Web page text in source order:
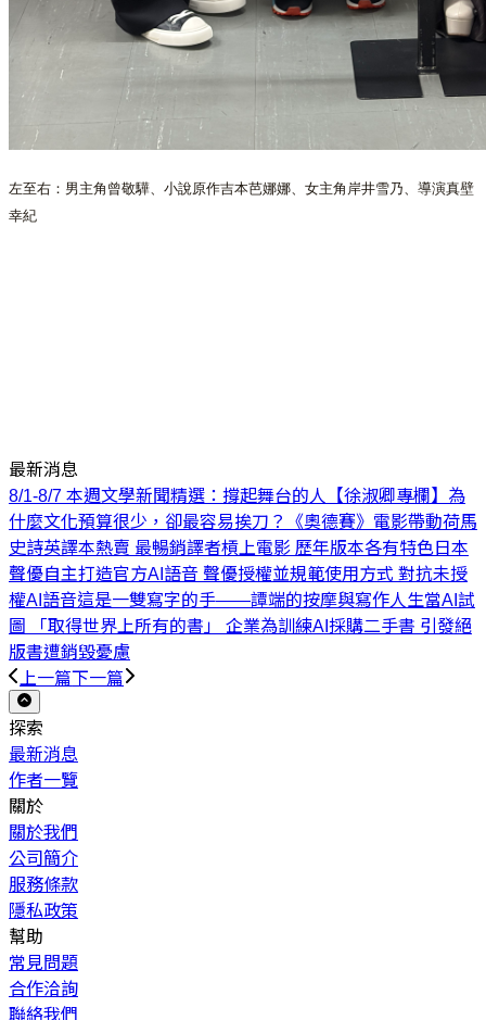
左至右：男主角曾敬驊、小說原作吉本芭娜娜、女主角岸井雪乃、導演真壁
幸紀
最新消息
8/1-8/7 本週文學新聞精選：撐起舞台的人
【徐淑卿專欄】為
什麼文化預算很少，卻最容易挨刀？
《奧德賽》電影帶動荷馬
史詩英譯本熱賣 最暢銷譯者槓上電影 歷年版本各有特色 日本
聲優自主打造官方AI語音 聲優授權並規範使用方式 對抗未授
權AI語音這是一雙寫字的手——譚端的按摩與寫作人生當AI試
圖 「取得世界上所有的書」 企業為訓練AI採購二手書 引發絕
版書遭銷毀憂慮
上一篇下一篇
探索
最新消息
作者一覽
關於
關於我們
公司簡介
服務條款
隱私政策
幫助
常見問題
合作洽詢
聯絡我們